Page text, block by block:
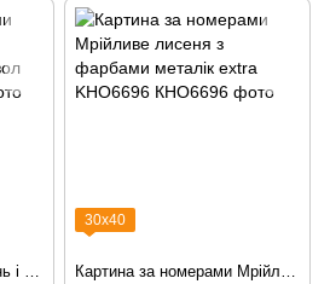
Картина за номерами Кінь і вітер з фарбами металік KHO6836 символ року 2026
30х40
Картина за номерами Мрійливе лисеня з фарбами металік extra KHO6696